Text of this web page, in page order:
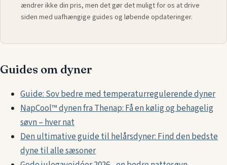
ændrer ikke din pris, men det gør det muligt for os at drive
siden med uafhængige guides og løbende opdateringer.
Guides om dyner
Guide: Sov bedre med temperaturregulerende dyner
NapCool™ dynen fra Thenap: Få en kølig og behagelig
søvn – hver nat
Den ultimative guide til helårsdyner: Find den bedste
dyne til alle sæsoner